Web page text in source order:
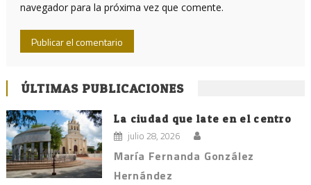
navegador para la próxima vez que comente.
ÚLTIMAS PUBLICACIONES
La ciudad que late en el centro
julio 28, 2026
María Fernanda González
Hernández